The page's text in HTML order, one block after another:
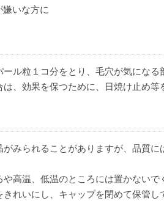
いな方に
ール粒１コ分をとり、毛穴が気になる
は、効果を保つために、日焼け止め等
がみられることがありますが、品質
や高温、低温のところには置かないで
きれいにし、キャップを閉めて保管し